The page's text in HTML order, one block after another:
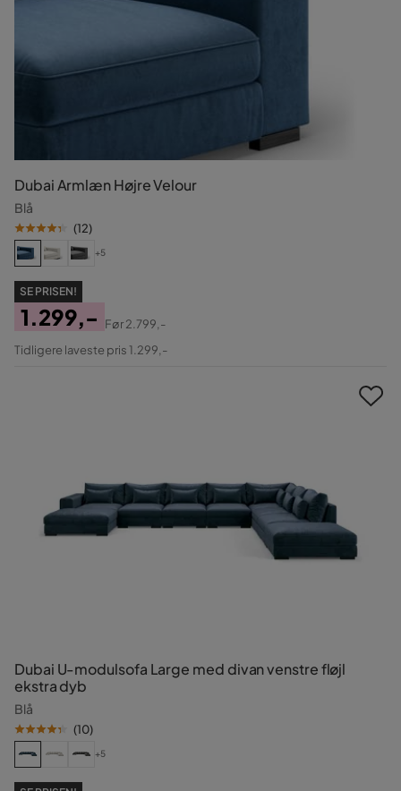
Dubai Armlæn Højre Velour
Blå
(12)
+5
SE PRISEN!
Pris
1.299,-
Original
Før2.799,-
Tidligere laveste pris 1.299,-
Dubai U-modulsofa Large med divan venstre fløjl
ekstra dyb
Blå
(10)
+5